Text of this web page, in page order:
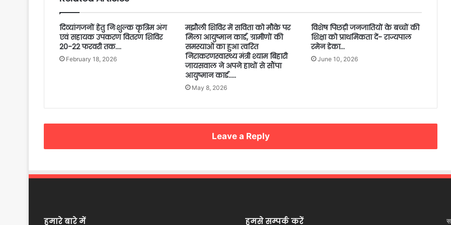
दिव्यांगजनों हेतु निःशुल्क कृत्रिम अंग
एवं सहायक उपकरण वितरण शिविर
20-22 फरवरी तक….
February 18, 2026
मझौली शिविर में सविता को मौके पर
मिला आयुष्मान कार्ड, ग्रामीणों की
समस्याओं का हुआ त्वरित
निराकरणस्वास्थ्य मंत्री श्याम बिहारी
जायसवाल ने अपने हाथों से सौंपा
आयुष्मान कार्ड…..
May 8, 2026
विशेष पिछड़ी जनजातियों के बच्चों की
शिक्षा को प्राथमिकता दें- राज्यपाल
रमेन डेका…
June 10, 2026
Leave a Reply
हमारे बारे में हमसे सम्पर्क करें